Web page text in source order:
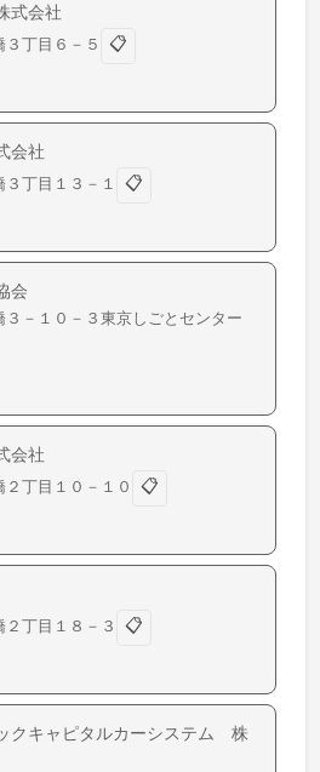
式会社
３丁目６－５
📋
会社
３丁目１３－１
📋
会
３－１０－３東京しごとセンター
会社
２丁目１０－１０
📋
２丁目１８－３
📋
クキャピタルカーシステム 株